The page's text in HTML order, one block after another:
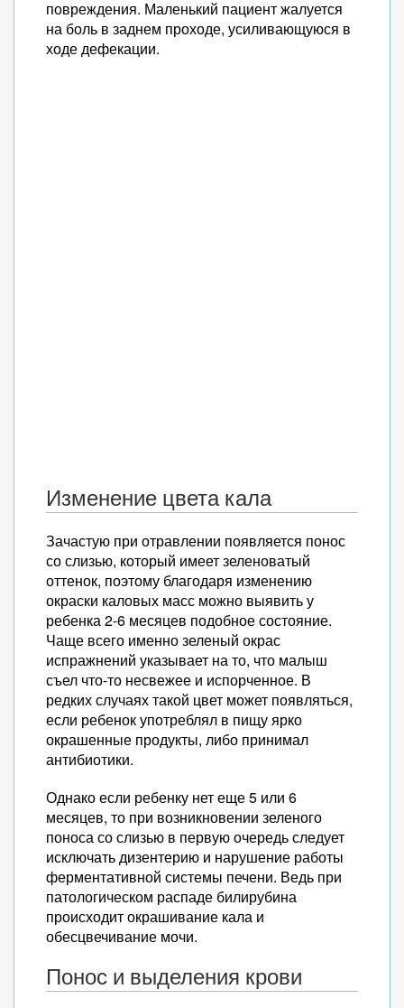
повреждения. Маленький пациент жалуется
на боль в заднем проходе, усиливающуюся в
ходе дефекации.
Изменение цвета кала
Зачастую при отравлении появляется понос
со слизью, который имеет зеленоватый
оттенок, поэтому благодаря изменению
окраски каловых масс можно выявить у
ребенка 2-6 месяцев подобное состояние.
Чаще всего именно зеленый окрас
испражнений указывает на то, что малыш
съел что-то несвежее и испорченное. В
редких случаях такой цвет может появляться,
если ребенок употреблял в пищу ярко
окрашенные продукты, либо принимал
антибиотики.
Однако если ребенку нет еще 5 или 6
месяцев, то при возникновении зеленого
поноса со слизью в первую очередь следует
исключать дизентерию и нарушение работы
ферментативной системы печени. Ведь при
патологическом распаде билирубина
происходит окрашивание кала и
обесцвечивание мочи.
Понос и выделения крови